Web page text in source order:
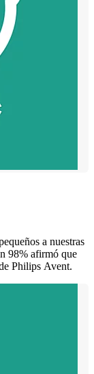
a nuestras
98% afirmó que
Philips Avent.